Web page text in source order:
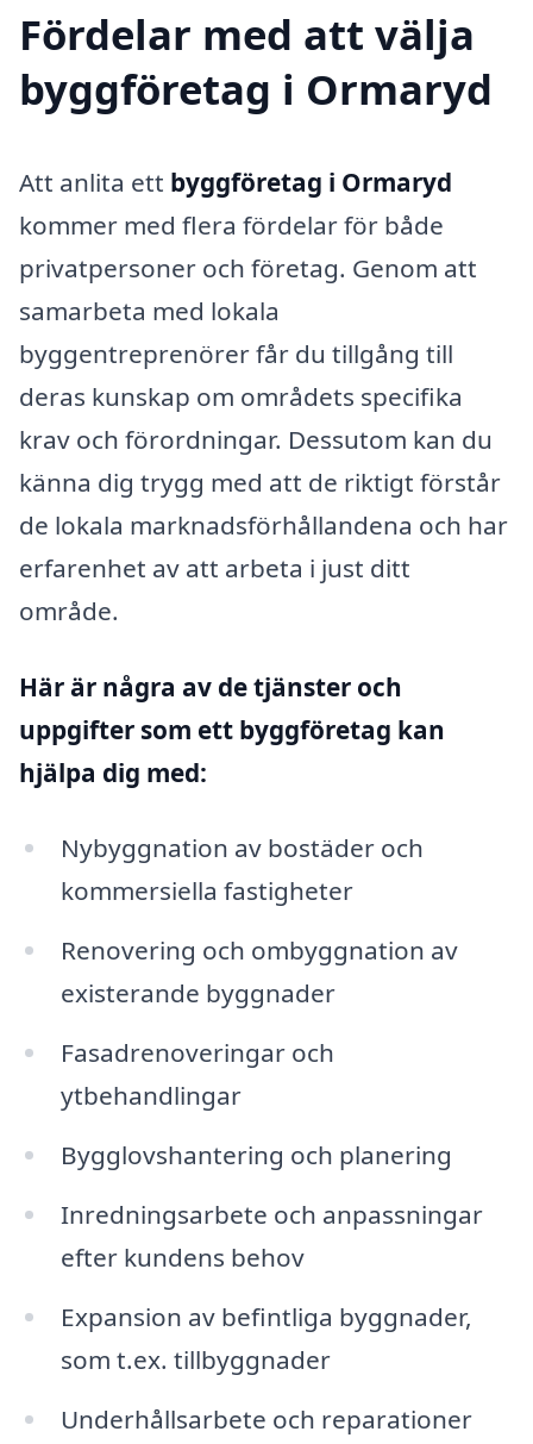
Fördelar med att välja
byggföretag i Ormaryd
Att anlita ett byggföretag i Ormaryd
kommer med flera fördelar för både
privatpersoner och företag. Genom att
samarbeta med lokala
byggentreprenörer får du tillgång till
deras kunskap om områdets specifika
krav och förordningar. Dessutom kan du
känna dig trygg med att de riktigt förstår
de lokala marknadsförhållandena och har
erfarenhet av att arbeta i just ditt
område.
Här är några av de tjänster och
uppgifter som ett byggföretag kan
hjälpa dig med:
Nybyggnation av bostäder och
kommersiella fastigheter
Renovering och ombyggnation av
existerande byggnader
Fasadrenoveringar och
ytbehandlingar
Bygglovshantering och planering
Inredningsarbete och anpassningar
efter kundens behov
Expansion av befintliga byggnader,
som t.ex. tillbyggnader
Underhållsarbete och reparationer